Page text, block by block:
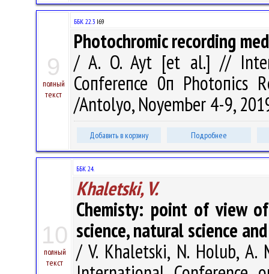
9
полный
текст
ББК 22.3 I69
Photochromic recording
/ A. O. Ayt [et al.] //
Сопfеrепсе 0п Рhоtопiсs
/Antolyo, NоуеmЬеr 4-9,
Добавить в корзину Подробнее
10
полный
текст
ББК 24.
Khaletski, V.
Chemisty: point of view
science, natural science
/ V. Khaletski, N. Holub,